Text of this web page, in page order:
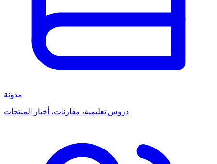
مدونة
دروس تعليمية، مقارنات، أخبار المنتجات